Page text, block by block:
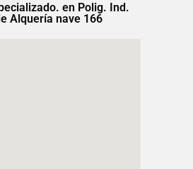
en Polig. Ind.
Alquería nave 166